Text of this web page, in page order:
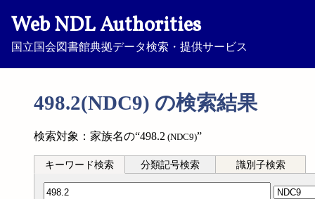
Web NDL Authorities
国立国会図書館典拠データ検索・提供サービス
498.2(NDC9) の検索結果
検索対象：家族名の“498.2 (NDC9)”
キーワード検索 分類記号検索 識別子検索
分類記号検索